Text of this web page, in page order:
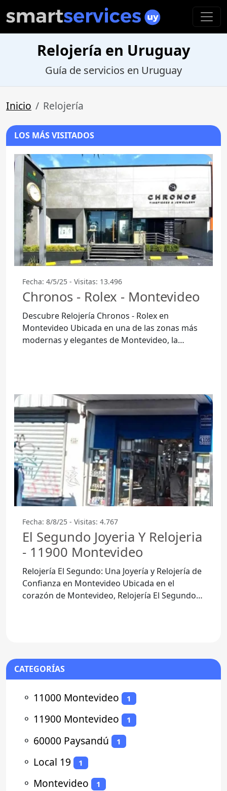
Relojería en Uruguay
Guía de servicios en Uruguay
Inicio Relojería
LOS MÁS VISITADOS
Fecha: 4/5/25 - Visitas: 13.496
Chronos - Rolex - Montevideo
Descubre Relojería Chronos - Rolex en
Montevideo Ubicada en una de las zonas más
modernas y elegantes de Montevideo, la
Fecha: 8/8/25 - Visitas: 4.767
El Segundo Joyeria Y Relojeria
- 11900 Montevideo
Relojería El Segundo: Una Joyería y Relojería de
Confianza en Montevideo Ubicada en el
corazón de Montevideo, Relojería El Segundo
CATEGORÍAS
⚬ 11000 Montevideo 1
⚬ 11900 Montevideo 1
⚬ 60000 Paysandú 1
⚬ Local 19 1
⚬ Montevideo 1